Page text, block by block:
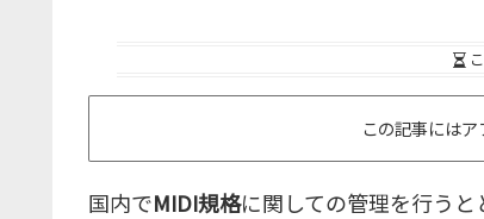
この記事には
国内でMIDI規格に関しての管理を行う